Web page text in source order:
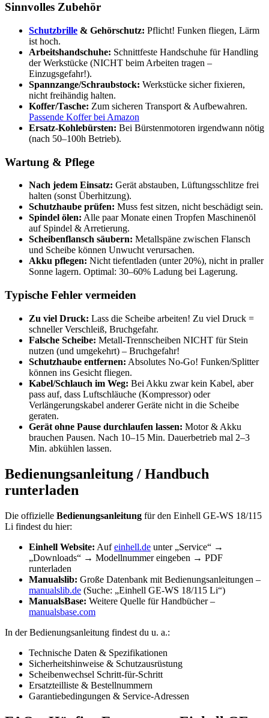
Sinnvolles Zubehör
Schutzbrille & Gehörschutz: Pflicht! Funken fliegen, Lärm
ist hoch.
Arbeitshandschuhe: Schnittfeste Handschuhe für Handling
der Werkstücke (NICHT beim Arbeiten tragen –
Einzugsgefahr!).
Spannzange/Schraubstock: Werkstücke sicher fixieren,
nicht freihändig halten.
Koffer/Tasche: Zum sicheren Transport & Aufbewahren.
Passende Koffer bei Amazon
Ersatz-Kohlebürsten: Bei Bürstenmotoren irgendwann nötig
(nach 50–100h Betrieb).
Wartung & Pflege
Nach jedem Einsatz: Gerät abstauben, Lüftungsschlitze frei
halten (sonst Überhitzung).
Schutzhaube prüfen: Muss fest sitzen, nicht beschädigt sein.
Spindel ölen: Alle paar Monate einen Tropfen Maschinenöl
auf Spindel & Arretierung.
Scheibenflansch säubern: Metallspäne zwischen Flansch
und Scheibe können Unwucht verursachen.
Akku pflegen: Nicht tiefentladen (unter 20%), nicht in praller
Sonne lagern. Optimal: 30–60% Ladung bei Lagerung.
Typische Fehler vermeiden
Zu viel Druck: Lass die Scheibe arbeiten! Zu viel Druck =
schneller Verschleiß, Bruchgefahr.
Falsche Scheibe: Metall-Trennscheiben NICHT für Stein
nutzen (und umgekehrt) – Bruchgefahr!
Schutzhaube entfernen: Absolutes No-Go! Funken/Splitter
können ins Gesicht fliegen.
Kabel/Schlauch im Weg: Bei Akku zwar kein Kabel, aber
pass auf, dass Luftschläuche (Kompressor) oder
Verlängerungskabel anderer Geräte nicht in die Scheibe
geraten.
Gerät ohne Pause durchlaufen lassen: Motor & Akku
brauchen Pausen. Nach 10–15 Min. Dauerbetrieb mal 2–3
Min. abkühlen lassen.
Bedienungsanleitung / Handbuch
runterladen
Die offizielle Bedienungsanleitung für den Einhell GE-WS 18/115
Li findest du hier:
Einhell Website: Aufeinhell.de unter „Service“ →
„Downloads“ → Modellnummer eingeben → PDF
runterladen
Manualslib: Große Datenbank mit Bedienungsanleitungen –
manualslib.de (Suche: „Einhell GE-WS 18/115 Li“)
ManualsBase: Weitere Quelle für Handbücher –
manualsbase.com
In der Bedienungsanleitung findest du u. a.:
Technische Daten & Spezifikationen
Sicherheitshinweise & Schutzausrüstung
Scheibenwechsel Schritt-für-Schritt
Ersatzteilliste & Bestellnummern
Garantiebedingungen & Service-Adressen